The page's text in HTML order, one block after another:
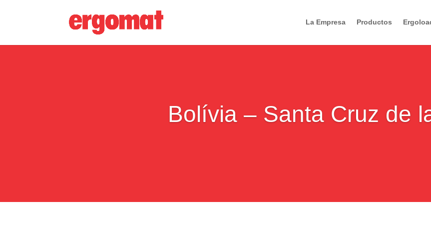
La Empresa Productos
Bolívia – Santa Cruz de